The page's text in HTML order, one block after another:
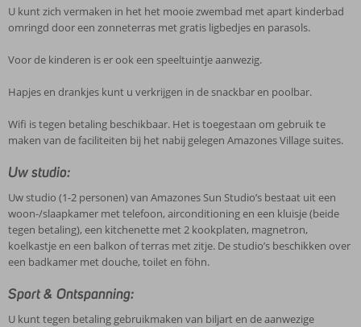
U kunt zich vermaken in het het mooie zwembad met apart kinderbad
omringd door een zonneterras met gratis ligbedjes en parasols.
Voor de kinderen is er ook een speeltuintje aanwezig.
Hapjes en drankjes kunt u verkrijgen in de snackbar en poolbar.
Wifi is tegen betaling beschikbaar. Het is toegestaan om gebruik te
maken van de faciliteiten bij het nabij gelegen Amazones Village suites.
Uw studio:
Uw studio (1-2 personen) van Amazones Sun Studio’s bestaat uit een
woon-/slaapkamer met telefoon, airconditioning en een kluisje (beide
tegen betaling), een kitchenette met 2 kookplaten, magnetron,
koelkastje en een balkon of terras met zitje. De studio’s beschikken over
een badkamer met douche, toilet en föhn.
Sport & Ontspanning:
U kunt tegen betaling gebruikmaken van biljart en de aanwezige